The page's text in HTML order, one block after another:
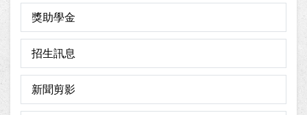
獎助學金
招生訊息
新聞剪影